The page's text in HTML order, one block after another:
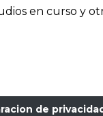
en curso y
de